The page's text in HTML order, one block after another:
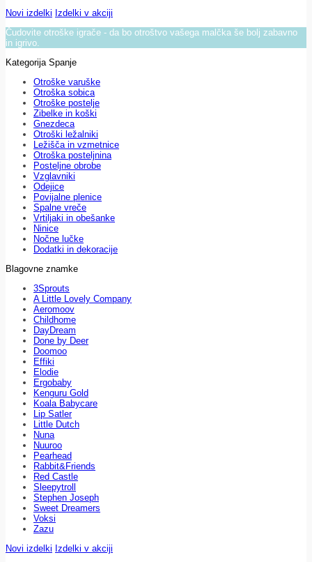
Novi izdelki Izdelki v akciji
Čudovite otroške igrače - da bo otroštvo vašega malčka še bolj zabavno
in igrivo.
Kategorija Spanje
Otroške varuške
Otroška sobica
Otroške postelje
Zibelke in koški
Gnezdeca
Otroški ležalniki
Ležišča in vzmetnice
Otroška posteljnina
Posteljne obrobe
Vzglavniki
Odejice
Povijalne plenice
Spalne vreče
Vrtiljaki in obešanke
Ninice
Nočne lučke
Dodatki in dekoracije
Blagovne znamke
3Sprouts
A Little Lovely Company
Aeromoov
Childhome
DayDream
Done by Deer
Doomoo
Effiki
Elodie
Ergobaby
Kenguru Gold
Koala Babycare
Lip Satler
Little Dutch
Nuna
Nuuroo
Pearhead
Rabbit&Friends
Red Castle
Sleepytroll
Stephen Joseph
Sweet Dreamers
Voksi
Zazu
Novi izdelki Izdelki v akciji